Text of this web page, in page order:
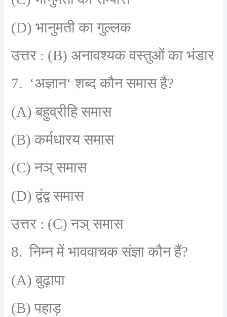
(D)भानुमती का गुल्लक
उत्तर : (B) अनावश्यक वस्तुओं का भंडार
7. ‘अज्ञान‘शब्द कौन समास है?
(A)बहुव्रीहि समास
(B)कर्मधारय समास
(C)नञ् समास
(D)द्वंद्व समास
उत्तर : (C)नञ् समास
8.निम्न में भाववाचक संज्ञा कौन हैं?
(A)बुढ़ापा
(B)पहाड़